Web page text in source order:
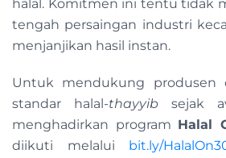
halal. Komitmen ini tentu tidak
tengah persaingan industri
menjanjikan hasil instan.
Untuk mendukung produsen
standar halal-thayyib sejak
menghadirkan program Halal
diikuti melalui bit.ly/